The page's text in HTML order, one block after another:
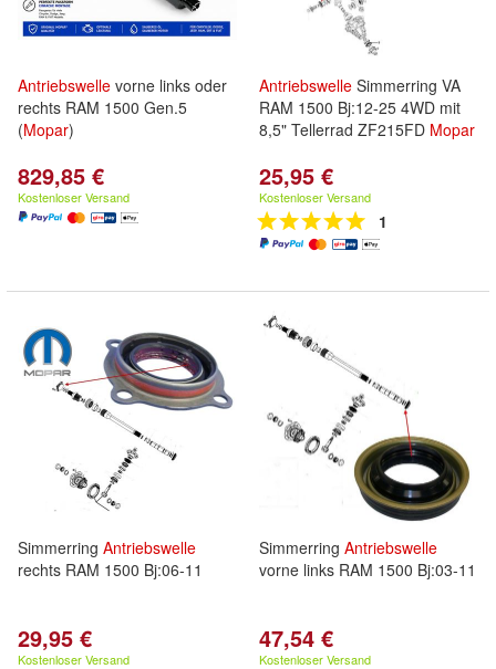
Antriebswelle vorne links oder
rechts RAM 1500 Gen.5
(Mopar)
829,85 €
Kostenloser Versand
Antriebswelle Simmerring VA
RAM 1500 Bj:12-25 4WD mit
8,5" Tellerrad ZF215FD Mopar
25,95 €
Kostenloser Versand
1
Simmerring Antriebswelle
rechts RAM 1500 Bj:06-11
29,95 €
Kostenloser Versand
Simmerring Antriebswelle
vorne links RAM 1500 Bj:03-11
47,54 €
Kostenloser Versand